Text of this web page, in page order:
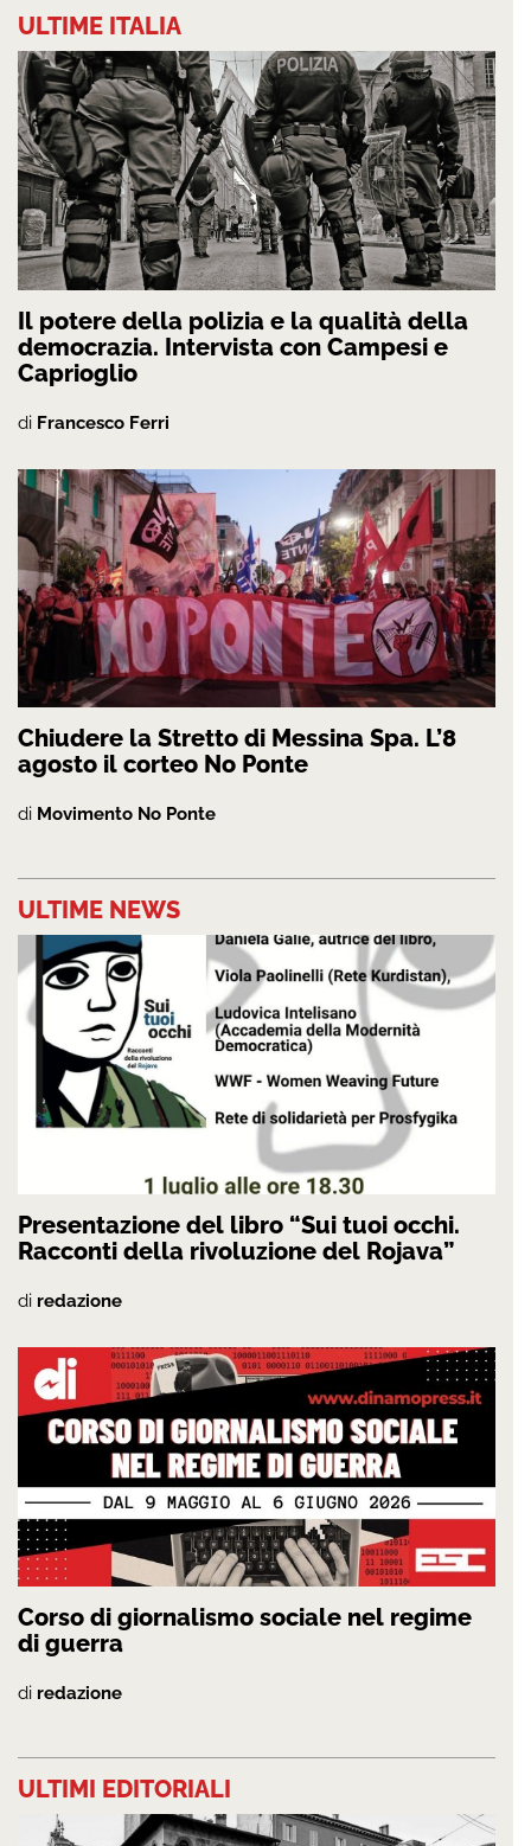
ULTIME ITALIA
Il potere della polizia e la qualità della
democrazia. Intervista con Campesi e
Caprioglio
di Francesco Ferri
Chiudere la Stretto di Messina Spa. L’8
agosto il corteo No Ponte
di Movimento No Ponte
ULTIME NEWS
Presentazione del libro “Sui tuoi occhi.
Racconti della rivoluzione del Rojava”
di redazione
Corso di giornalismo sociale nel regime
di guerra
di redazione
ULTIMI EDITORIALI